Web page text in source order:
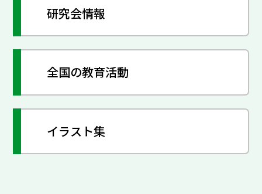
研究会情報
全国の教育活動
イラスト集